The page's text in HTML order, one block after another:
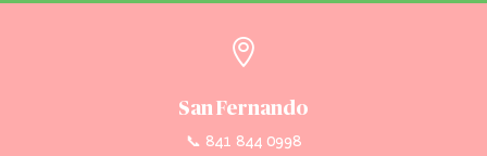

San Fernando
📞 841 844 0998